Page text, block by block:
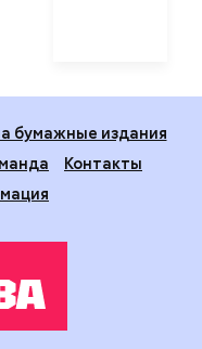
бумажные издания
Контакты